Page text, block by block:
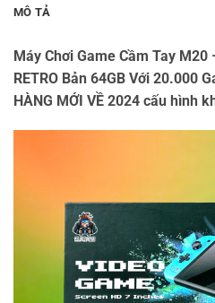
MÔ TẢ
Máy Chơi Game Cầm Tay M20
RETRO Bản 64GB Với 20.000
HÀNG MỚI VỀ 2024 cấu hình